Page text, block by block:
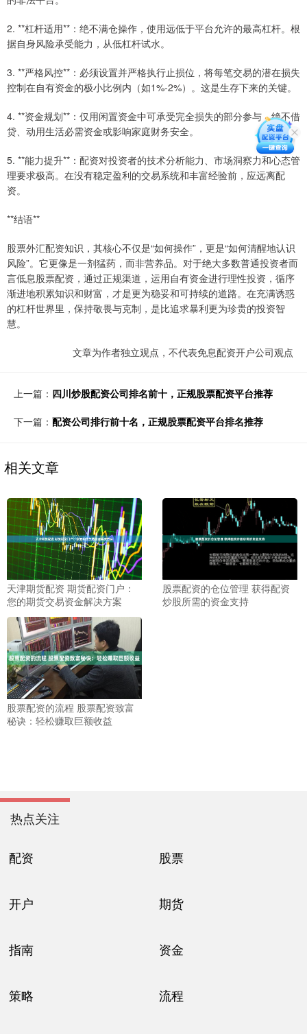
2. **杠杆适用**：绝不满仓操作，使用远低于平台允许的最高杠杆。根
据自身风险承受能力，从低杠杆试水。
3. **严格风控**：必须设置并严格执行止损位，将每笔交易的潜在损失
控制在自有资金的极小比例内（如1%-2%）。这是生存下来的关键。
4. **资金规划**：仅用闲置资金中可承受完全损失的部分参与，绝不借
贷、动用生活必需资金或影响家庭财务安全。
5. **能力提升**：配资对投资者的技术分析能力、市场洞察力和心态管
理要求极高。在没有稳定盈利的交易系统和丰富经验前，应远离配
资。
**结语**
股票外汇配资知识，其核心不仅是“如何操作”，更是“如何清醒地认识
风险”。它更像是一剂猛药，而非营养品。对于绝大多数普通投资者而
言低息股票配资，通过正规渠道，运用自有资金进行理性投资，循序
渐进地积累知识和财富，才是更为稳妥和可持续的道路。在充满诱惑
的杠杆世界里，保持敬畏与克制，是比追求暴利更为珍贵的投资智
慧。
文章为作者独立观点，不代表免息配资开户公司观点
上一篇： 四川炒股配资公司排名前十，正规股票配资平台推荐
下一篇： 配资公司排行前十名，正规股票配资平台排名推荐
相关文章
天津期货配资 期货配资门户：
您的期货交易资金解决方案
股票配资的仓位管理 获得配资
炒股所需的资金支持
股票配资的流程 股票配资致富
秘诀：轻松赚取巨额收益
热点关注
配资 股票
开户 期货
指南 资金
策略 流程